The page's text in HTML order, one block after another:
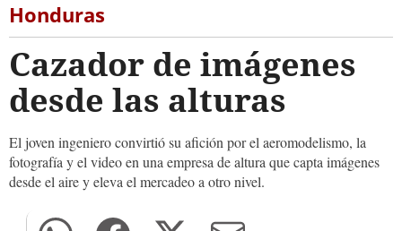
Honduras
Cazador de imágenes
desde las alturas
El joven ingeniero convirtió su afición por el aeromodelismo, la
fotografía y el video en una empresa de altura que capta imágenes
desde el aire y eleva el mercadeo a otro nivel.